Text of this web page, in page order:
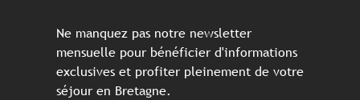
Ne manquez pas notre newsletter
mensuelle pour bénéficier d'informations
exclusives et profiter pleinement de votre
séjour en Bretagne.